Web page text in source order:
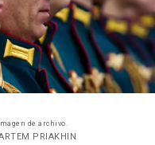
de archivo.
PRIAKHIN